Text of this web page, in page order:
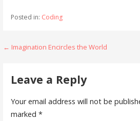
Posted in: Coding
Post
← Imagination Encircles the World
Leave a Reply
Your email address will not be
marked *